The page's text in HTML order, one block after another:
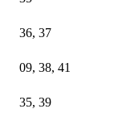
36, 37
09, 38, 41
35, 39